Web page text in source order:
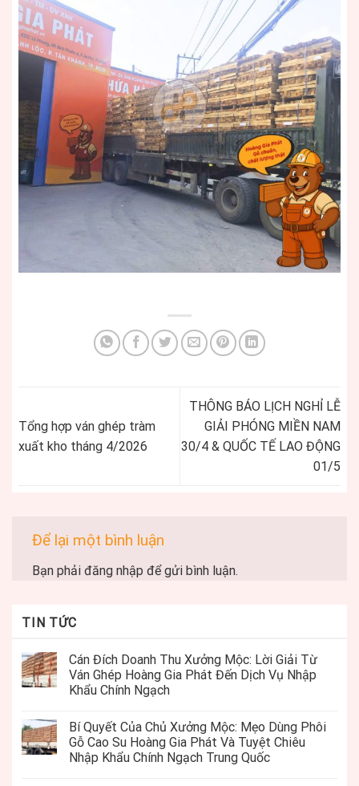
Tổng hợp ván ghép tràm
xuất kho tháng 4/2026
THÔNG BÁO LỊCH NGHỈ LỄ
GIẢI PHÓNG MIỀN NAM
30/4 & QUỐC TẾ LAO ĐỘNG
01/5
Để lại một bình luận
Bạn phải đăng nhập để gửi bình luận.
TIN TỨC
Cán Đích Doanh Thu Xưởng Mộc: Lời Giải Từ
Ván Ghép Hoàng Gia Phát Đến Dịch Vụ Nhập
Khẩu Chính Ngạch
Bí Quyết Của Chủ Xưởng Mộc: Mẹo Dùng Phôi
Gỗ Cao Su Hoàng Gia Phát Và Tuyệt Chiêu
Nhập Khẩu Chính Ngạch Trung Quốc